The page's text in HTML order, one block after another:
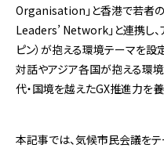
Organisation」と香港で若者
Leaders’ Network」と連携し、
ピン）が抱える環境テーマを
対話やアジア各国が抱える環
代・国境を越えたGX推進力を養
本記事では、気候市民会議を